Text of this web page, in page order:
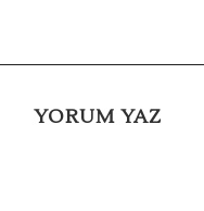
YORUM YAZ